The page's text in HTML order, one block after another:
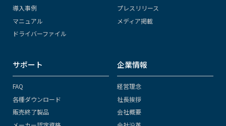
導入事例
マニュアル
ドライバーファイル
プレスリリース
メディア掲載
サポート
FAQ
各種ダウンロード
販売終了製品
企業情報
経営理念
社長挨拶
会社概要